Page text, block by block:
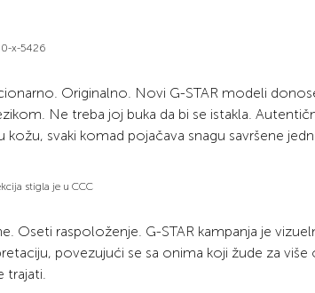
Originalno. Novi G-STAR modeli
Ne treba joj buka da bi se istakla.
kožu, svaki komad pojačava snagu savršene
Oseti raspoloženje. G-STAR kampanja je
povezujući se sa onima koji žude za
trajati.